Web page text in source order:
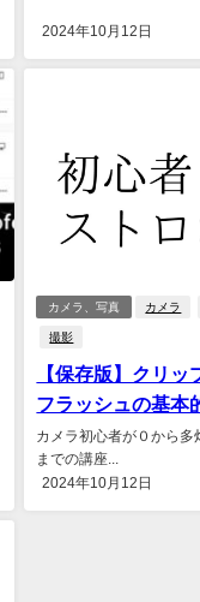
2024年10月12日
カメラ、写真 カメラ
撮影
【保存版】クリッ
フラッシュの基本
カメラ初心者が０から多
までの講座...
2024年10月12日